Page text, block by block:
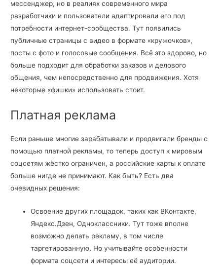
мессенджер, но в реалиях современного мира
разработчики и пользователи адаптировали его под
потребности интернет-сообщества. Тут появились
публичные страницы с видео в формате «кружочков»,
посты с фото и голосовые сообщения. Всё это здорово, но
больше подходит для обработки заказов и делового
общения, чем непосредственно для продвижения. Хотя
некоторые «фишки» использовать стоит.
Платная реклама
Если раньше многие зарабатывали и продвигали бренды с
помощью платной рекламы, то теперь доступ к мировым
соцсетям жёстко ограничен, а российские карты к оплате
больше нигде не принимают. Как быть? Есть два
очевидных решения:
Освоение других площадок, таких как ВКонтакте,
Яндекс.Дзен, Одноклассники. Тут тоже вполне
возможно делать рекламу, в том числе
таргетированную. Но учитывайте особенности
формата соцсети и интересы её аудитории.